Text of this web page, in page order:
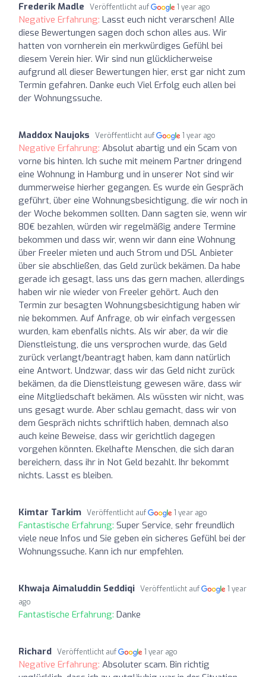
Frederik Madle Veröffentlicht auf 1 year ago
Negative Erfahrung: Lasst euch nicht verarschen! Alle
diese Bewertungen sagen doch schon alles aus. Wir
hatten von vornherein ein merkwürdiges Gefühl bei
diesem Verein hier. Wir sind nun glücklicherweise
aufgrund all dieser Bewertungen hier, erst gar nicht zum
Termin gefahren. Danke euch Viel Erfolg euch allen bei
der Wohnungssuche.
Maddox Naujoks Veröffentlicht auf 1 year ago
Negative Erfahrung: Absolut abartig und ein Scam von
vorne bis hinten. Ich suche mit meinem Partner dringend
eine Wohnung in Hamburg und in unserer Not sind wir
dummerweise hierher gegangen. Es wurde ein Gespräch
geführt, über eine Wohnungsbesichtigung, die wir noch in
der Woche bekommen sollten. Dann sagten sie, wenn wir
80€ bezahlen, würden wir regelmäßig andere Termine
bekommen und dass wir, wenn wir dann eine Wohnung
über Freeler mieten und auch Strom und DSL Anbieter
über sie abschließen, das Geld zurück bekämen. Da habe
gerade ich gesagt, lass uns das gern machen, allerdings
haben wir nie wieder von Freeler gehört. Auch den
Termin zur besagten Wohnungsbesichtigung haben wir
nie bekommen. Auf Anfrage, ob wir einfach vergessen
wurden, kam ebenfalls nichts. Als wir aber, da wir die
Dienstleistung, die uns versprochen wurde, das Geld
zurück verlangt/beantragt haben, kam dann natürlich
eine Antwort. Undzwar, dass wir das Geld nicht zurück
bekämen, da die Dienstleistung gewesen wäre, dass wir
eine Mitgliedschaft bekämen. Als wüssten wir nicht, was
uns gesagt wurde. Aber schlau gemacht, dass wir von
dem Gespräch nichts schriftlich haben, demnach also
auch keine Beweise, dass wir gerichtlich dagegen
vorgehen könnten. Ekelhafte Menschen, die sich daran
bereichern, dass ihr in Not Geld bezahlt. Ihr bekommt
nichts. Lasst es bleiben.
Kimtar Tarkim Veröffentlicht auf 1 year ago
Fantastische Erfahrung: Super Service, sehr freundlich
viele neue Infos und Sie geben ein sicheres Gefühl bei der
Wohnungssuche. Kann ich nur empfehlen.
Khwaja Aimaluddin Seddiqi Veröffentlicht auf
1 year
ago
Fantastische Erfahrung: Danke
Richard Veröffentlicht auf 1 year ago
Negative Erfahrung: Absoluter scam. Bin richtig